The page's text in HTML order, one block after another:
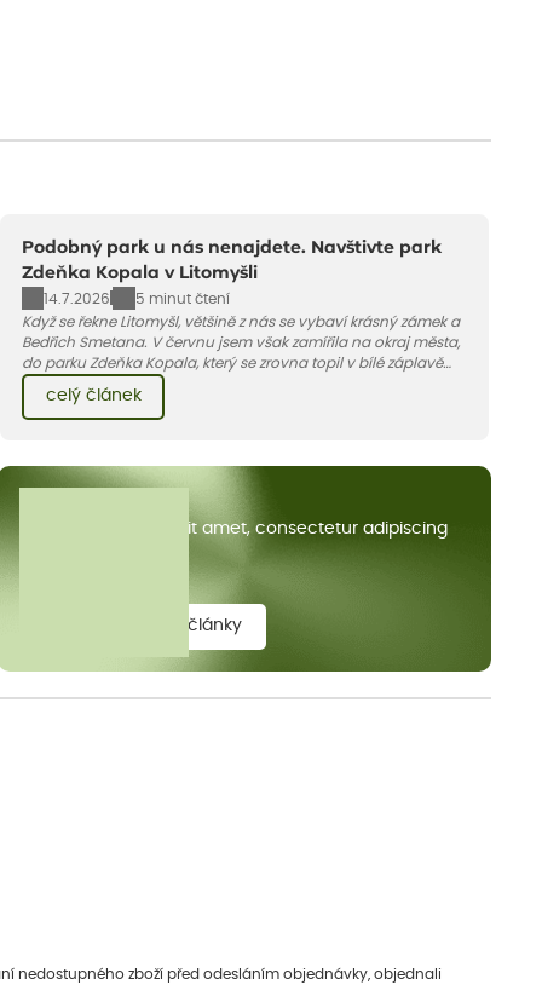
Podobný park u nás nenajdete. Navštivte park
Zdeňka Kopala v Litomyšli
14.7.2026
5 minut čtení
Když se řekne Litomyšl, většině z nás se vybaví krásný zámek a
Bedřich Smetana. V červnu jsem však zamířila na okraj města,
do parku Zdeňka Kopala, který se zrovna topil v bílé záplavě
kvetoucích kopretin. Fotky řeknou víc než slova, přidávám k
nim pár řádků o tom, jak tento jedinečný kus krajiny vznikl.
celý článek
Lorem ipsum dolor sit amet, consectetur adipiscing
zobrazit všechny články
nedostupného zboží před odesláním objednávky, objednali